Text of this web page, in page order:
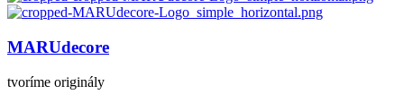
MARUdecore
tvoríme originály